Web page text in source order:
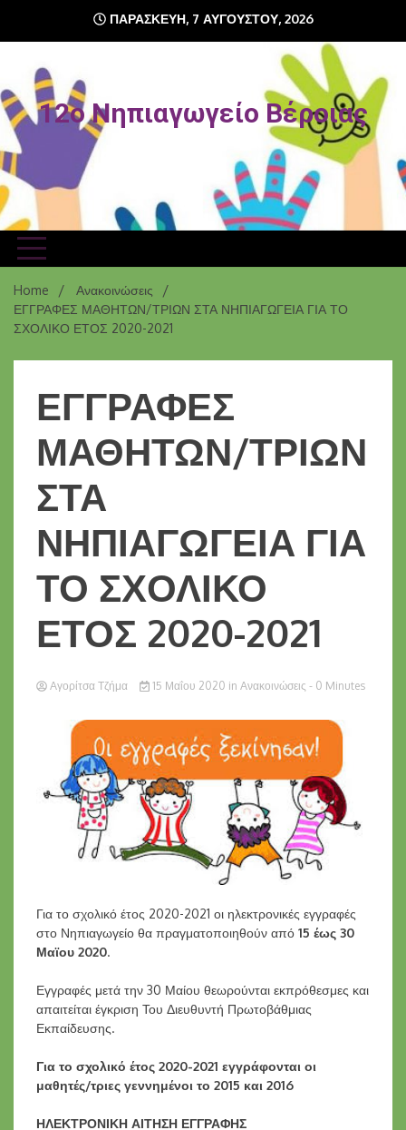
content
ΠΑΡΑΣΚΕΥΉ, 7 ΑΥΓΟΎΣΤΟΥ, 2026
12o Νηπιαγωγείο Βέροιας
Home
Ανακοινώσεις
ΕΓΓΡΑΦΕΣ ΜΑΘΗΤΩΝ/ΤΡΙΩΝ ΣΤΑ ΝΗΠΙΑΓΩΓΕΙΑ ΓΙΑ ΤΟ
ΣΧΟΛΙΚΟ ΕΤΟΣ 2020-2021
ΕΓΓΡΑΦΕΣ
ΜΑΘΗΤΩΝ/ΤΡΙΩΝ
ΣΤΑ
ΝΗΠΙΑΓΩΓΕΙΑ ΓΙΑ
ΤΟ ΣΧΟΛΙΚΟ
ΕΤΟΣ 2020-2021
Αγορίτσα Τζήμα 15 Μαΐου 2020 in Ανακοινώσεις - 0 Minutes
Για το σχολικό έτος 2020-2021 οι ηλεκτρονικές εγγραφές
στο Νηπιαγωγείο θα πραγματοποιηθούν από 15 έως 30
Μαϊου 2020.
Εγγραφές μετά την 30 Μαίου θεωρούνται εκπρόθεσμες και
απαιτείται έγκριση Του Διευθυντή Πρωτοβάθμιας
Εκπαίδευσης.
Για το σχολικό έτος 2020-2021 εγγράφονται οι
μαθητές/τριες γεννημένοι το 2015 και 2016
ΗΛΕΚΤΡΟΝΙΚΗ ΑΙΤΗΣΗ ΕΓΓΡΑΦΗΣ